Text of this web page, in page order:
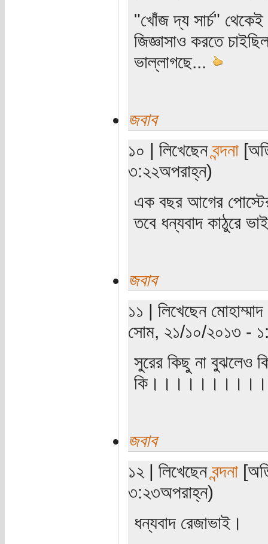
"খোঁজ দ্য সার্চ"
জিজ্ঞাসাও করতে
ভাল্লাগছে...
জবাব
১০ | লিখেছেনবন্দনা
৩:২২অপরাহ্ন)
এক বছর আগের
তবে ধন্যবাদ কাঠুরে
জবাব
১১ | লিখেছেন
সোম, ২১/১০/২০১৩ -
সুরের কিছু না বুঝলেও
জবাব
১২ | লিখেছেনবন্দনা
৩:২৩অপরাহ্ন)
ধন্যবাদ রেজাভাই।